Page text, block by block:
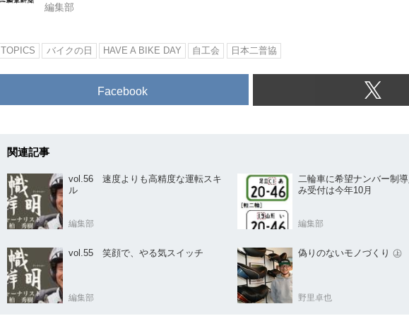
編集部
TOPICS バイクの日 HAVE A BIKE DAY 自工会 日本二普協
Facebook
関連記事
vol.56 速度よりも高精度な運転スキ
ル
編集部
二輪車に希望ナンバー制
み受付は今年10月
編集部
vol.55 笑顔で、やる気スイッチ
編集部
偽りのないモノづくり ㊤
野里卓也